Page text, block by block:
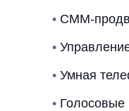
• СММ-
•
• Умная
• Голосовые